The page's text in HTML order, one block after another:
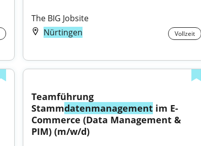
The BIG Jobsite
Nürtingen
Vollzeit
Teamführung
Stammdatenmanagement im E-
Commerce (Data Management &
PIM) (m/w/d)